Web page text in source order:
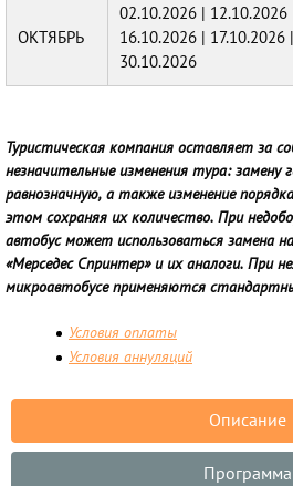
ОКТЯБРЬ
02.10.2026 |
16.10.2026 |
30.10.2026
Туристическая компания оставляет за
незначительные изменения тура: замену
равнозначную, а также изменение
этом сохраняя их количество. При
автобус может использоваться замена
«Мерседес Спринтер» и их аналоги. При
микроавтобусе применяются
Условия оплаты
Условия аннуляций
Описание
Программа